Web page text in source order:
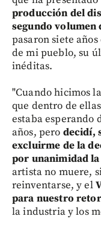
producción del
segundo volumen
pasaron siete
de mi pueblo, su
inéditas.
"Cuando hicimos
que dentro de
estaba esperando
años, pero decidí,
excluirme de la
por unanimidad
artista no muere,
reinventarse, y el
para nuestro
la industria y los